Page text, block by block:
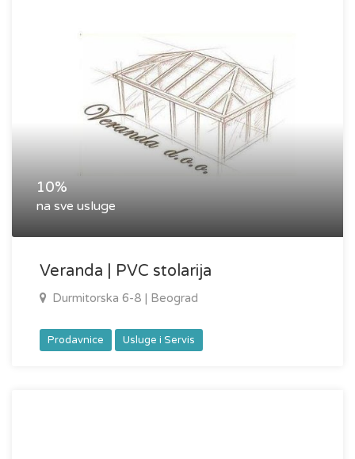
10%
na sve usluge
Veranda | PVC stolarija
Durmitorska 6-8 | Beograd
Prodavnice Usluge i Servis